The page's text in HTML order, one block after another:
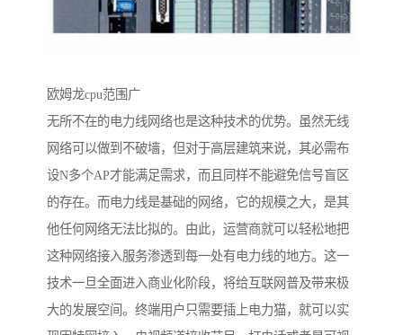
欧姆龙cpu范围广
无所不在的电力线网络也是这种技术的优势。虽然无线
网络可以做到不破墙，但对于高层建筑来说，其必需布
设N多个AP才能满足需求，而且同样不能避免信号盲区
的存在。而电力线是基础的网络，它的规模之大，是其
他任何网络无法比拟的。由此，运营商就可以轻松地把
这种网络接入服务渗透到每一处有电力线的地方。这一
技术一旦全面进入商业化阶段，将给互联网普及带来极
大的发展空间。终端用户只需要插上电力猫，就可以实